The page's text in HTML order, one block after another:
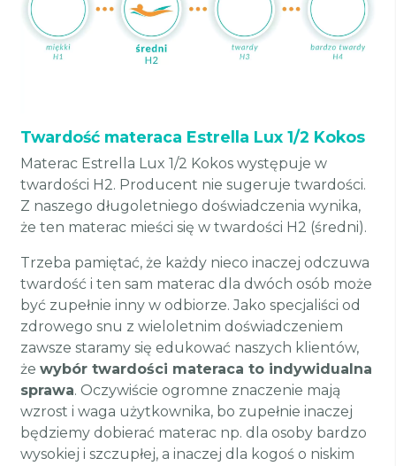
Twardość materaca Estrella Lux 1/2 Kokos
Materac Estrella Lux 1/2 Kokos występuje w
twardości H2. Producent nie sugeruje twardości.
Z naszego długoletniego doświadczenia wynika,
że ten materac mieści się w twardości H2 (średni).
Trzeba pamiętać, że każdy nieco inaczej odczuwa
twardość i ten sam materac dla dwóch osób może
być zupełnie inny w odbiorze. Jako specjaliści od
zdrowego snu z wieloletnim doświadczeniem
zawsze staramy się edukować naszych klientów,
że wybór twardości materaca to indywidualna
sprawa. Oczywiście ogromne znaczenie mają
wzrost i waga użytkownika, bo zupełnie inaczej
będziemy dobierać materac np. dla osoby bardzo
wysokiej i szczupłej, a inaczej dla kogoś o niskim